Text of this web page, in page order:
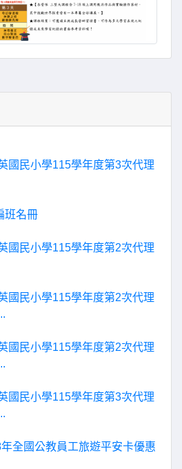
國民小學115學年度第3次代理
班名冊
國民小學115學年度第2次代理
國民小學115學年度第2次代理
國民小學115學年度第2次代理
國民小學115學年度第3次代理
全國公教員工旅遊平安卡優惠